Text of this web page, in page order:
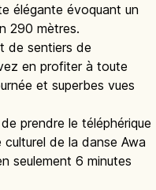
élégante évoquant un
290 mètres.
de sentiers de
en profiter à toute
et superbes vues
prendre le téléphérique
de la danse Awa
seulement 6 minutes